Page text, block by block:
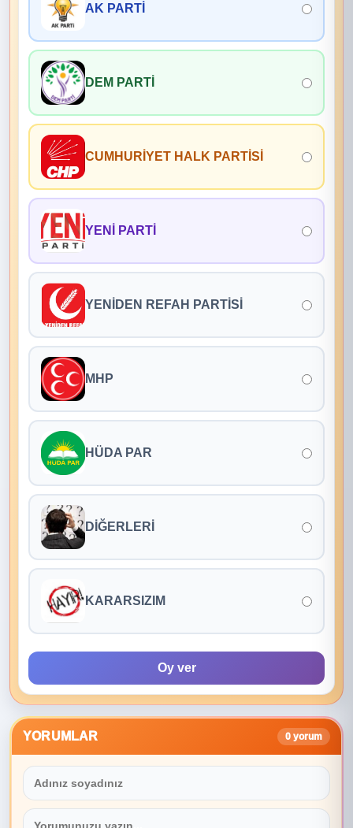
AK PARTİ
DEM PARTİ
CUMHURİYET HALK PARTİSİ
YENİ PARTİ
YENİDEN REFAH PARTİSİ
MHP
HÜDA PAR
DİĞERLERİ
KARARSIZIM
Oy ver
YORUMLAR 0 yorum